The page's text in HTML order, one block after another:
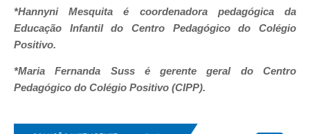
*Hannyni Mesquita é coordenadora pedagógica da
Educação Infantil do Centro Pedagógico do Colégio
Positivo.
*Maria Fernanda Suss é gerente geral do Centro
Pedagógico do Colégio Positivo (CIPP).